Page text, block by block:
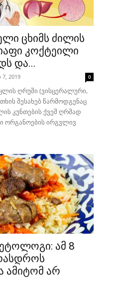
ცხიმს ძილის
კოქტეილი
და...
7, 2019 0
ღრუში (ვისცერალური,
შესახებ წარმოდგენაც
კუნთების ქვეშ ღრმად
ორგანოების ირგვლივ
ამ 8
ამიტომ არ